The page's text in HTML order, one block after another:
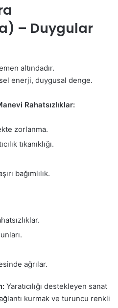
– Duygular
altındadır.
enerji, duygusal denge.
Rahatsızlıklar:
zorlanma.
tıkanıklığı.
bağımlılık.
ağrılar.
Yaratıcılığı destekleyen sanat
kurmak ve turuncu renkli